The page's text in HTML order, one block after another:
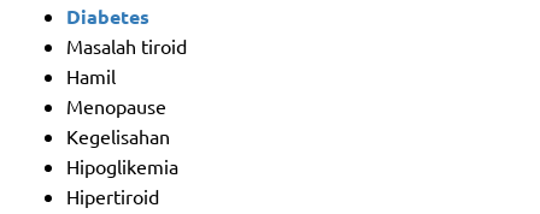
Diabetes
Masalah tiroid
Hamil
Menopause
Kegelisahan
Hipoglikemia
Hipertiroid